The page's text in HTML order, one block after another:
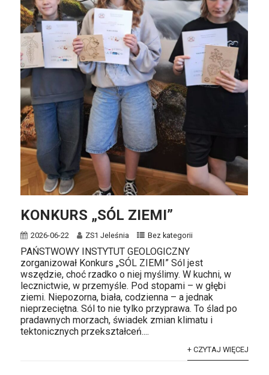
KONKURS „SÓL ZIEMI”
2026-06-22 ZS1 Jeleśnia Bez kategorii
PAŃSTWOWY INSTYTUT GEOLOGICZNY
zorganizował Konkurs „SÓL ZIEMI” Sól jest
wszędzie, choć rzadko o niej myślimy. W kuchni, w
lecznictwie, w przemyśle. Pod stopami – w głębi
ziemi. Niepozorna, biała, codzienna – a jednak
nieprzeciętna. Sól to nie tylko przyprawa. To ślad po
pradawnych morzach, świadek zmian klimatu i
tektonicznych przekształceń....
+ CZYTAJ WIĘCEJ